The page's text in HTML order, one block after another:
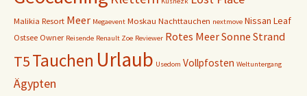
Malikia Resort Meer Megaevent Moskau Nachttauchen nextmove Nissan Leaf
Ostsee Owner Reisende Renault Zoe Reviewer Rotes MeerSonne Strand
T5Tauchen Urlaub Usedom Vollpfosten Weltuntergang
Ägypten